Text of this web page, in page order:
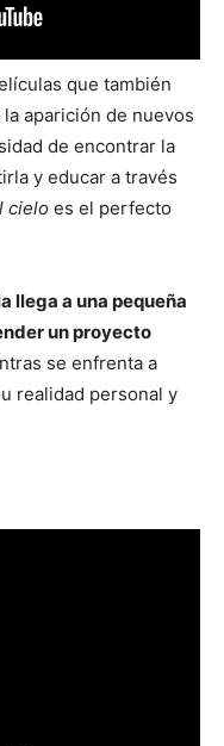
que también
la aparición de nuevos
de encontrar la
y educar a través
cielo es el perfecto
llega a una pequeña
un proyecto
se enfrenta a
realidad personal y